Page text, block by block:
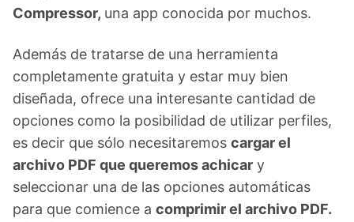
Compressor, una app conocida por muchos.
Además de tratarse de una herramienta
completamente gratuita y estar muy bien
diseñada, ofrece una interesante cantidad de
opciones como la posibilidad de utilizar perfiles,
es decir que sólo necesitaremos cargar el
archivo PDF que queremos achicar y
seleccionar una de las opciones automáticas
para que comience a comprimir el archivo PDF.